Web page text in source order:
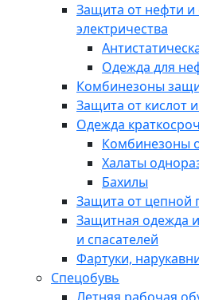
Защита от нефти и
электричества
Одежда для
Комбинезоны
Защита от кислот
Одежда
Комбинезоны
Халаты
Бахилы
Защита от цепной
Защитная одежда
и спасателей
Фартуки,
Спецобувь